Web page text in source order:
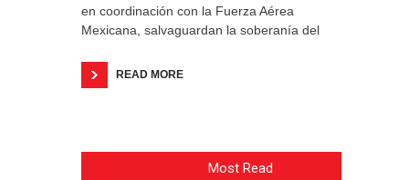
en coordinación con la Fuerza Aérea
Mexicana, salvaguardan la soberanía del
READ MORE
Most Read